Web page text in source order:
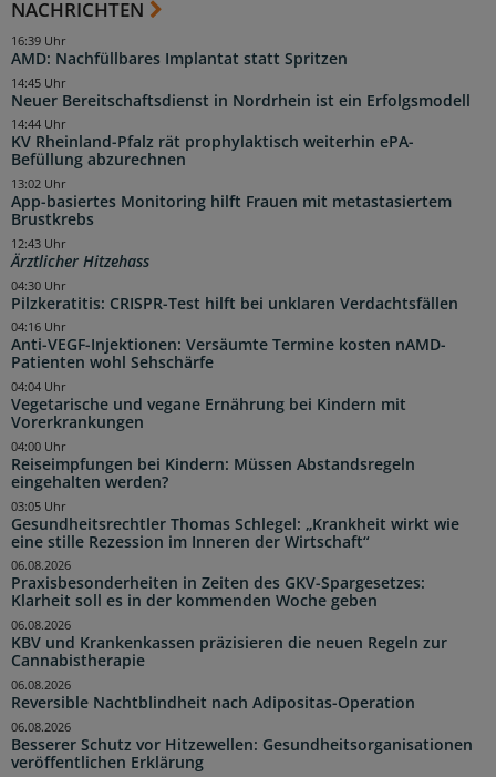
NACHRICHTEN
AMD: Nachfüllbares Implantat statt Spritzen
16:39 Uhr
Neuer Bereitschaftsdienst in Nordrhein ist ein Erfolgsmodell
14:45 Uhr
KV Rheinland-Pfalz rät prophylaktisch weiterhin ePA-
Befüllung abzurechnen
14:44 Uhr
App-basiertes Monitoring hilft Frauen mit metastasiertem
Brustkrebs
13:02 Uhr
Ärztlicher Hitzehass
12:43 Uhr
Pilzkeratitis: CRISPR-Test hilft bei unklaren Verdachtsfällen
04:30 Uhr
Anti-VEGF-Injektionen: Versäumte Termine kosten nAMD-
Patienten wohl Sehschärfe
04:16 Uhr
Vegetarische und vegane Ernährung bei Kindern mit
Vorerkrankungen
04:04 Uhr
Reiseimpfungen bei Kindern: Müssen Abstandsregeln
eingehalten werden?
04:00 Uhr
Gesundheitsrechtler Thomas Schlegel: „Krankheit wirkt wie
eine stille Rezession im Inneren der Wirtschaft“
03:05 Uhr
Praxisbesonderheiten in Zeiten des GKV-Spargesetzes:
Klarheit soll es in der kommenden Woche geben
06.08.2026
KBV und Krankenkassen präzisieren die neuen Regeln zur
Cannabistherapie
06.08.2026
Reversible Nachtblindheit nach Adipositas-Operation
06.08.2026
Besserer Schutz vor Hitzewellen: Gesundheitsorganisationen
veröffentlichen Erklärung
06.08.2026